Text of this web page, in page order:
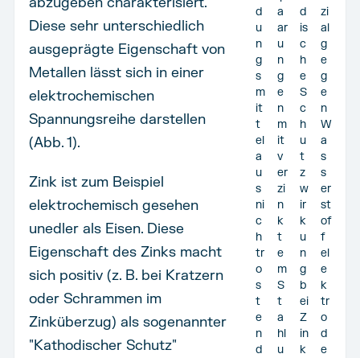
zi
al
g
e
g
e
n
W
a
s
s
er
st
of
f
el
e
k
tr
o
d
e
d
is
c
h
e
S
c
h
u
t
z
w
ir
k
u
n
g
b
ei
Z
in
k
a
ar
u
n
g
e
n
m
it
v
er
zi
n
k
t
e
m
S
t
a
hl
u
d
u
n
g
s
m
it
t
el
a
u
s
ni
c
h
tr
o
s
t
e
n
d
Diese sehr unterschiedlich
ausgeprägte Eigenschaft von
Metallen lässt sich in einer
elektrochemischen
Spannungsreihe darstellen
(Abb. 1).
Zink ist zum Beispiel
elektrochemisch gesehen
unedler als Eisen. Diese
Eigenschaft des Zinks macht
sich positiv (z. B. bei Kratzern
oder Schrammen im
Zinküberzug) als sogenannter
"Kathodischer Schutz"